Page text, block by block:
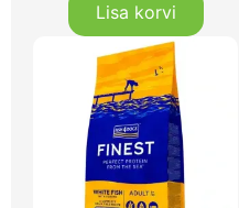
Lisa korvi